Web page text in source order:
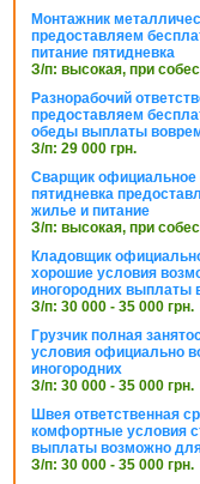
Монтажник
предоставляем
питание пятидневка
З/п: высокая, при
Разнорабочий
предоставляем
обеды выплаты
З/п: 29 000 грн.
Сварщик
пятидневка
жилье и питание
З/п: высокая, при
Кладовщик
хорошие условия
иногородних выплаты
З/п: 30 000 - 35 000 грн.
Грузчик полная
условия официально
иногородних
З/п: 30 000 - 35 000 грн.
Швея ответственная
комфортные условия
выплаты возможно
З/п: 30 000 - 35 000 грн.